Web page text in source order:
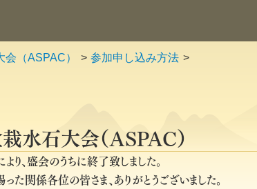
（ASPAC）
参加申し込み方法
水石大会（ASPAC）
、盛会のうちに終了致しました。
た関係各位の皆さま、ありがとうございました。